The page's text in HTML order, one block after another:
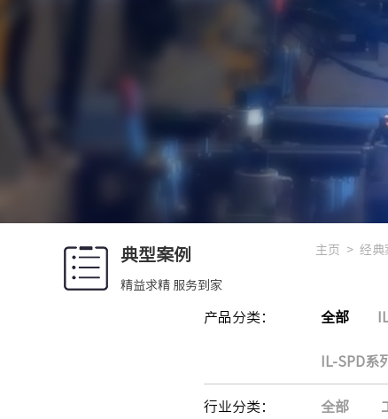
典型案例
精益求精 服务到家
主页 > 经典
产品分类： 全部
IL-SPD系
行业分类： 全部